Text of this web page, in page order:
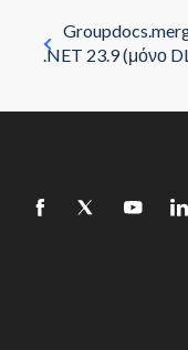
.NET 23.9 (μόνο